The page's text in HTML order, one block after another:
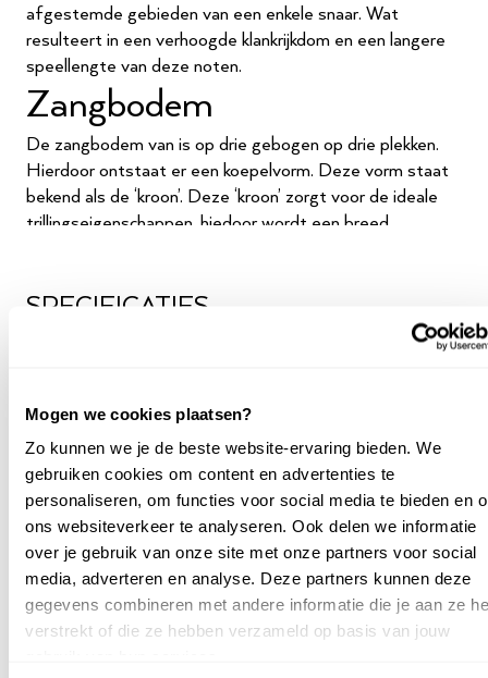
Mogen we cookies plaatsen?
Zo kunnen we je de beste website-ervaring bieden. We
gebruiken cookies om content en advertenties te
personaliseren, om functies voor social media te bieden en
ons websiteverkeer te analyseren. Ook delen we informatie
over je gebruik van onze site met onze partners voor social
media, adverteren en analyse. Deze partners kunnen deze
gegevens combineren met andere informatie die je aan ze
verstrekt of die ze hebben verzameld op basis van jouw
afgestemde gebieden van een enkele snaar. Wat
resulteert in een verhoogde klankrijkdom en een langere
speellengte van deze noten.
Zangbodem
De zangbodem van is op drie gebogen op drie plekken.
Hierdoor ontstaat er een koepelvorm. Deze vorm staat
bekend als de ‘kroon’. Deze ‘kroon’ zorgt voor de ideale
trillingseigenschappen, hiedoor wordt een breed
karakteristieke rijke palet aan klankkleuren mogelijk.
Daarnaast maakt deze koepelvorm langere toonlengtes
en uitstekende stemstabiliteit mogelijk. De dynamische
geluidsdynamiek meer klankkleur en een langere duur te
Renner-mechaniek
Alle instrumenten hebben het mechaniek van Renner.
Het Renner-mechaniek is volgens veel professionele
pianisten het beste mechaniek voor piano’s en vleugels.
werkt al jarenlang samen met Renner en is hier tot op de
dag van vandaag erg tevreden over. Het Renner-
mechaniek wordt door meerdere Europese pianomerken
SPECIFICATIES
Hoogte cm
Mechaniek
Renner
Aantal toetsen
88
Aantal pedalen
3
Inbouw silent system
mogelijk
Ja